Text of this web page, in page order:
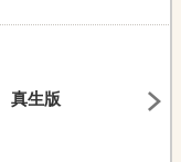
真生版